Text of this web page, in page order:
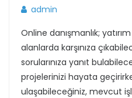
admin
Online danışmanlık;
alanlarda karşınıza
sorularınıza yanıt
projelerinizi hayata
ulaşabileceğiniz, mevcut